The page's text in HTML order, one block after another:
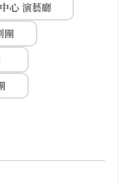
心 演藝廳
團